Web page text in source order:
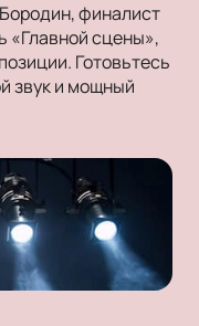
финалист
«Главной сцены»,
Готовьтесь
звук и мощный